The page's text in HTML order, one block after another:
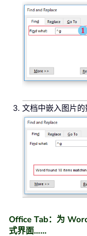
文档中嵌入图片的
Office Tab：为
式界面……